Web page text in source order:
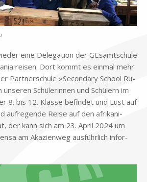
eine De­le­ga­ti­on der GE­samt­schu­le
rei­sen. Dort kommt es ein­mal mehr
Part­ner­schu­le »Se­con­da­ry School Ru­
un­se­ren Schü­le­rin­nen und Schü­lern im
8. bis 12. Klas­se be­fin­det und Lust auf
auf­re­gen­de Rei­se auf den afri­ka­ni­
der kann sich am 23. April 2024 um
am Aka­zi­en­weg aus­führ­lich in­for­